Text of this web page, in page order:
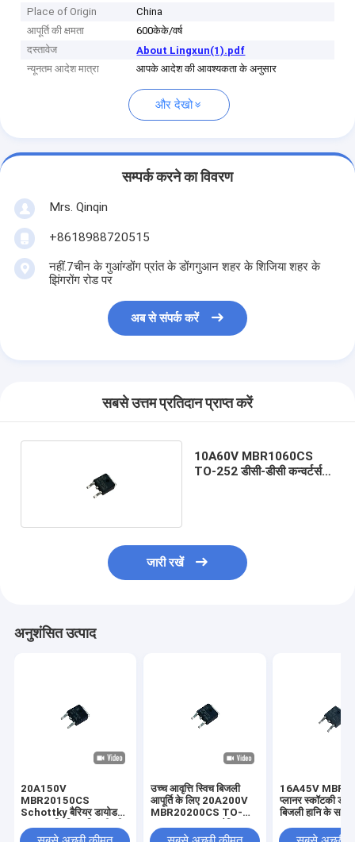
Place of Origin
China
आपूर्ति की क्षमता
600केके/वर्ष
दस्तावेज
About Lingxun(1).pdf
न्यूनतम आदेश मात्रा
आपके आदेश की आवश्यकता के अनुसार
और देखो
सम्पर्क करने का विवरण
Mrs. Qinqin
+8618988720515
नहीं.7चीन के गुआंग्डोंग प्रांत के डोंगगुआन शहर के शिजिया शहर के
झिंगरोंग रोड पर
अब से संपर्क करें
सबसे उत्तम प्रतिदान प्राप्त करें
10A60V MBR1060CS
TO-252 डीसी-डीसी कन्वर्टर्स के
जारी रखें
अनुशंसित उत्पाद
20A150V
MBR20150CS
Schottky बैरियर डायोड
आपूर्ति तेजी से स्विचिंग गति के
उच्च आवृत्ति स्विच बिजली
आपूर्ति के लिए 20A200V
MBR20200CS TO-
डायोड
16A45V
प्लानर स्कॉटकी
बिजली हानि के